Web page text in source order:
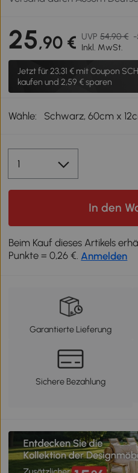
25,90 € UVP 54,90 € -
Inkl. MwSt.
Jetzt für23,31 €mit Coupon
kaufen und 2,59 € sparen
Wähle: Schwarz, 60cm x
In den
Beim Kauf dieses Artikels
Punkte = 0,26 €. Anmelden
Garantierte Lieferung
Sichere Bezahlung